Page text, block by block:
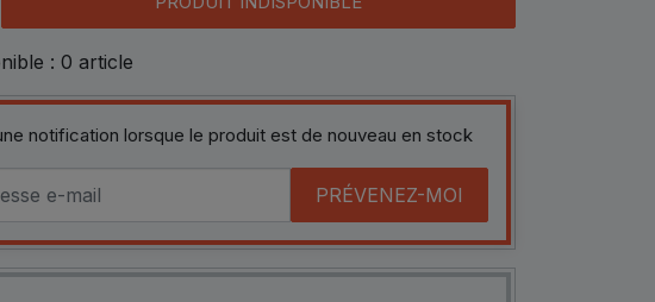
: 0 article
notification lorsque le produit est de nouveau en stock
PRÉVENEZ-MOI